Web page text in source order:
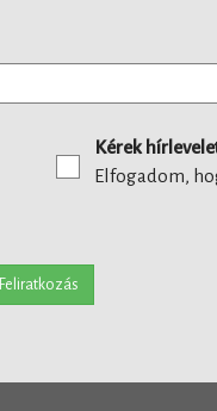
Kérek
Elfogadom,
Feliratkozás